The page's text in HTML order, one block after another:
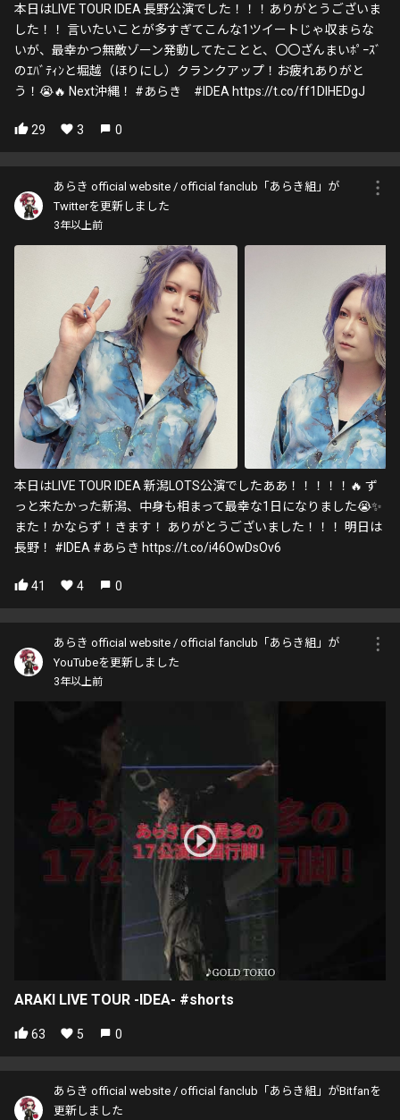
本日はLIVE TOUR IDEA 長野公演でした！！！ありがとうございま
した！！ 言いたいことが多すぎてこんな1ツイートじゃ収まらな
いが、最幸かつ無敵ゾーン発動してたことと、〇〇ざんまいﾎﾟｰｽﾞ
のｴﾊﾞﾃｨﾝと堀越（ほりにし）クランクアップ！お疲れありがと
う！😭🔥 Next沖縄！ #あらき #IDEA https://t.co/ff1DlHEDgJ
29 3 0
あらき official website / official fanclub「あらき組」が
Twitterを更新しました
3年以上前
本日はLIVE TOUR IDEA 新潟LOTS公演でしたああ！！！！！🔥 ず
っと来たかった新潟、中身も相まって最幸な1日になりました😭✨
また！かならず！きます！ ありがとうございました！！！ 明日は
長野！ #IDEA #あらき https://t.co/i46OwDsOv6
41 4 0
あらき official website / official fanclub「あらき組」が
YouTubeを更新しました
3年以上前
ARAKI LIVE TOUR -IDEA- #shorts
63 5 0
あらき official website / official fanclub「あらき組」がBitfanを
更新しました